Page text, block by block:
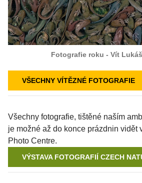
Fotografie roku - Vít
VŠECHNY VÍTĚZNÉ FOTOGRAFIE
Všechny fotografie, tištěné naším
je možné až do konce prázdnin vidět
Photo Centre.
VÝSTAVA FOTOGRAFIÍ CZECH